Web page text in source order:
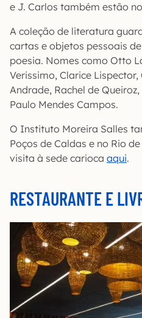
e J. Carlos também estão
A coleção de literatura
cartas e objetos pessoais
poesia. Nomes como Otto
Verissimo, Clarice
Andrade, Rachel de
Paulo Mendes Campos.
O Instituto Moreira Salles
Poços de Caldas e no Rio
visita à sede carioca aqui.
RESTAURANTE E